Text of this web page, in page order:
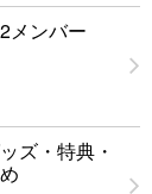
メンバー
ズ・特典・